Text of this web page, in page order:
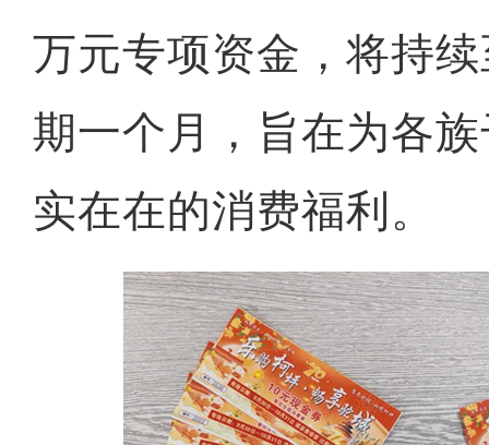
万元专项资金，将持
期一个月，旨在为各
实在在的消费福利。